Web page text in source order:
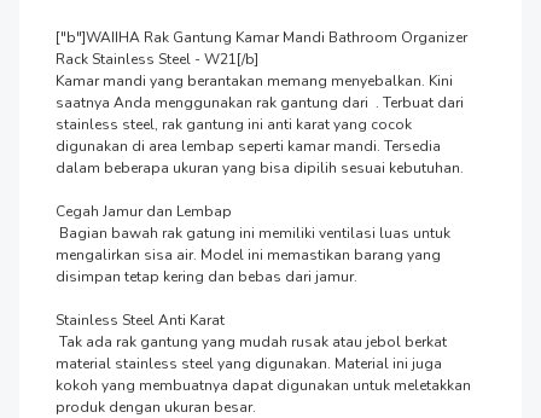
["b"]WAIIHA Rak Gantung Kamar Mandi Bathroom Organizer
Rack Stainless Steel - W21[/b]
Kamar mandi yang berantakan memang menyebalkan. Kini
saatnya Anda menggunakan rak gantung dari  . Terbuat dari
stainless steel, rak gantung ini anti karat yang cocok
digunakan di area lembap seperti kamar mandi. Tersedia
dalam beberapa ukuran yang bisa dipilih sesuai kebutuhan.
Cegah Jamur dan Lembap
mengalirkan sisa air. Model ini memastikan barang yang
disimpan tetap kering dan bebas dari jamur.
Stainless Steel Anti Karat
material stainless steel yang digunakan. Material ini juga
kokoh yang membuatnya dapat digunakan untuk meletakkan
produk dengan ukuran besar.